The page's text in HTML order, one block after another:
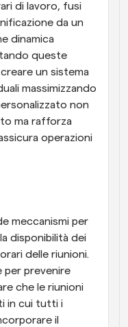
di lavoro, fusi
da un
dinamica
queste
un sistema
massimizzando
non
ma rafforza
operazioni
meccanismi per
disponibilità dei
delle riunioni.
per prevenire
che le riunioni
in cui tutti i
il